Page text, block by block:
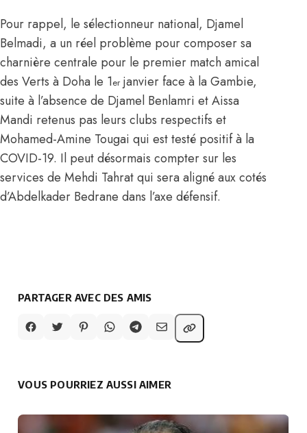
Pour rappel, le sélectionneur national, Djamel
Belmadi, a un réel problème pour composer sa
charnière centrale pour le premier match amical
des Verts à Doha le 1erjanvier face à la Gambie,
suite à l’absence de Djamel Benlamri et Aissa
Mandi retenus pas leurs clubs respectifs et
Mohamed-Amine Tougai qui est testé positif à la
COVID-19. Il peut désormais compter sur les
services de Mehdi Tahrat qui sera aligné aux cotés
d’Abdelkader Bedrane dans l’axe défensif.
PARTAGER AVEC DES AMIS
VOUS POURRIEZ AUSSI AIMER